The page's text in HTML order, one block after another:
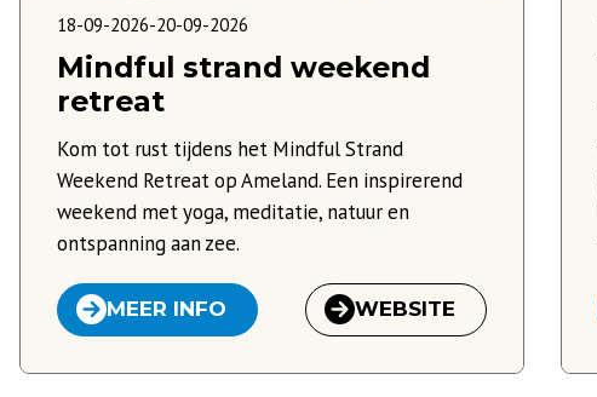
18-09-2026-20-09-2026
Mindful strand weekend
retreat
Kom tot rust tijdens het Mindful Strand
Weekend Retreat op Ameland. Een inspirerend
weekend met yoga, meditatie, natuur en
ontspanning aan zee.
MEER INFO WEBSITE